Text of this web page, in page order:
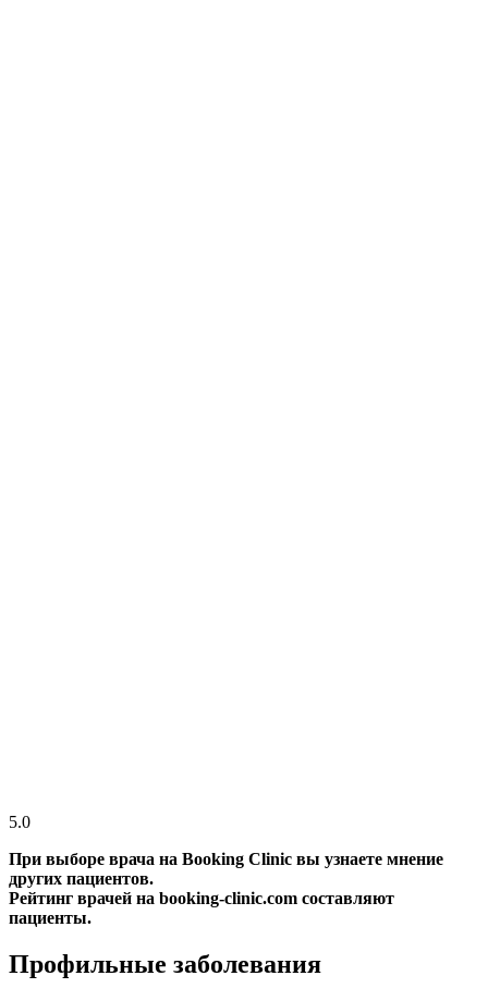
5.0
При выборе врача на Booking Clinic вы узнаете мнение
других пациентов.
Рейтинг врачей на booking-clinic.com составляют
пациенты.
Профильные заболевания